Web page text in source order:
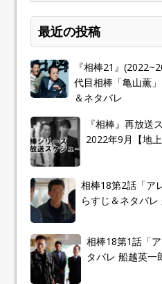
最近の投稿
『相棒21』
代目相棒「亀山薫
＆ネタバレ
『相棒』再放送
2022年9月【地
相棒18第2話「ア
らすじ＆ネタバ
相棒18第1話「
タバレ 船越英一